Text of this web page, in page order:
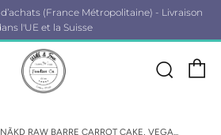
(France Métropolitaine) - Livraison
l'UE et la Suisse
NÃKD RAW BARRE CARROT CAKE, VEGA...